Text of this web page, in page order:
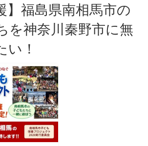
】福島県南相馬市の
を神奈川秦野市に無
い！